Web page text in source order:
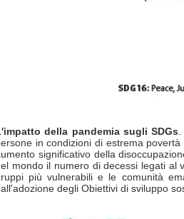
della pandemia sugli SDGs
in condizioni di estrema
significativo della
mondo il numero di decessi legati al
più vulnerabili e le comunità
degli Obiettivi di sviluppo